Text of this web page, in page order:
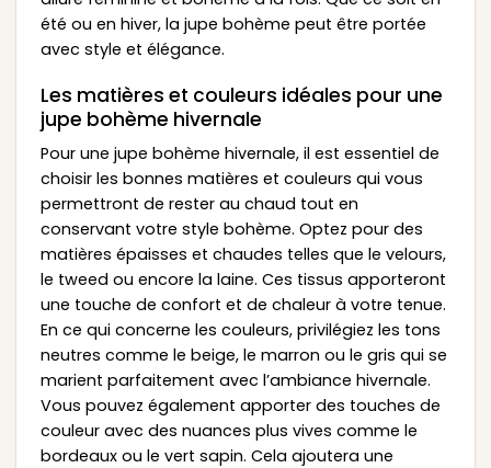
été ou en hiver, la jupe bohème peut être portée
avec style et élégance.
Les matières et couleurs idéales pour une
jupe bohème hivernale
Pour une jupe bohème hivernale, il est essentiel de
choisir les bonnes matières et couleurs qui vous
permettront de rester au chaud tout en
conservant votre style bohème. Optez pour des
matières épaisses et chaudes telles que le velours,
le tweed ou encore la laine. Ces tissus apporteront
une touche de confort et de chaleur à votre tenue.
En ce qui concerne les couleurs, privilégiez les tons
neutres comme le beige, le marron ou le gris qui se
marient parfaitement avec l’ambiance hivernale.
Vous pouvez également apporter des touches de
couleur avec des nuances plus vives comme le
bordeaux ou le vert sapin. Cela ajoutera une